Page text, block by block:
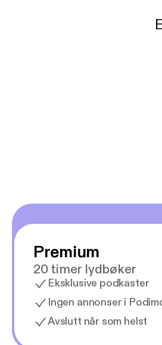
Premium
20 timer lydbøker
Eksklusive podkaster
Ingen annonser i
Avslutt når som helst